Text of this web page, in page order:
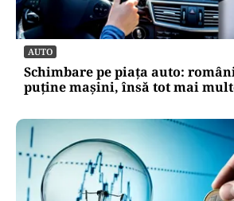
AUTO
Schimbare pe piața auto:
puține mașini, însă tot mai